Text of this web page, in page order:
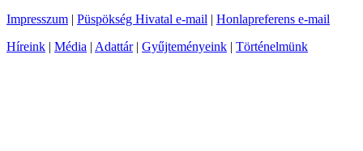
Impresszum | Püspökség Hivatal e-mail | Honlapreferens e-mail
Híreink | Média | Adattár| Gyűjteményeink | Történelmünk